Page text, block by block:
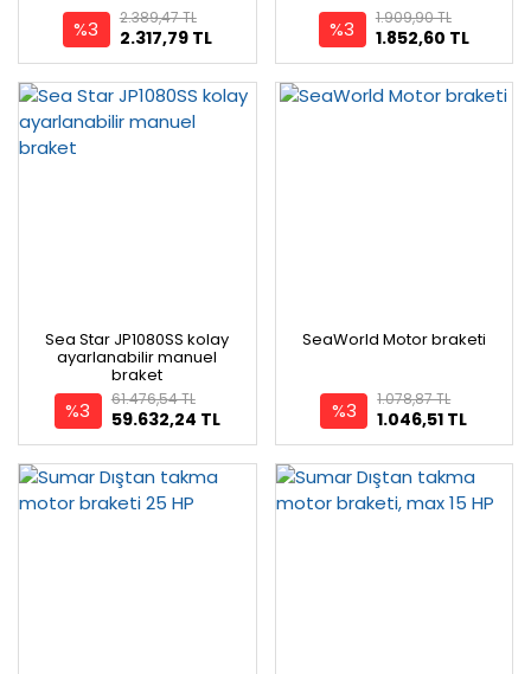
%3 2.317,79 TL
2.389,47 TL %3 1.852,60 TL
1.909,90 TL
Sea Star JP1080SS kolay
ayarlanabilir manuel
braket
%3 59.632,24 TL
61.476,54 TL
SeaWorld Motor braketi
%3 1.046,51 TL
1.078,87 TL